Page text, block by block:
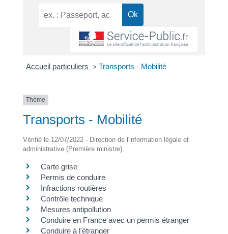
Accueil particuliers > Transports - Mobilité
Thème
Transports - Mobilité
Vérifié le 12/07/2022 - Direction de l'information légale et
administrative (Première ministre)
Carte grise
Permis de conduire
Infractions routières
Contrôle technique
Mesures antipollution
Conduire en France avec un permis étranger
Conduire à l'étranger